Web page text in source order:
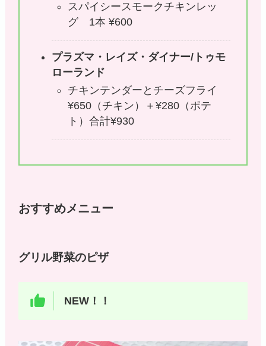
スパイシースモークチキンレッ
グ 1本 ¥600
プラズマ・レイズ・ダイナー/トゥモ
ローランド
チキンテンダーとチーズフライ
¥650（チキン）＋¥280（ポテ
ト）合計¥930
おすすめメニュー
グリル野菜のピザ
NEW！！